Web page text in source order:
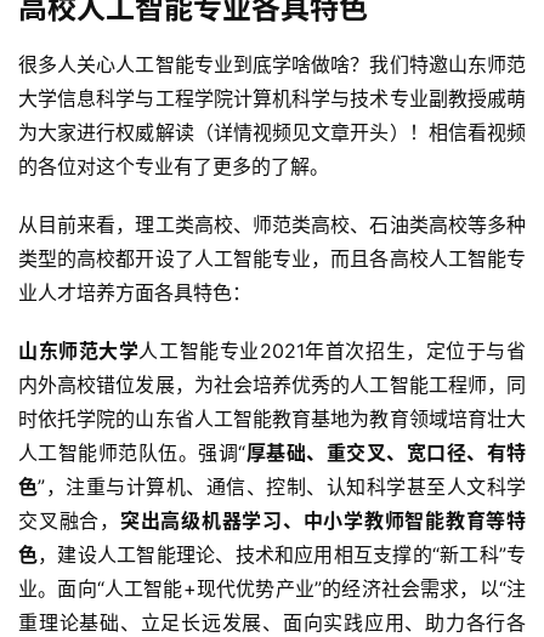
高校人工智能专业各具特色
很多人关心人工智能专业到底学啥做啥？我们特邀山东师范
大学信息科学与工程学院计算机科学与技术专业副教授戚萌
为大家进行权威解读（详情视频见文章开头）！相信看视频
的各位对这个专业有了更多的了解。
从目前来看，理工类高校、师范类高校、石油类高校等多种
类型的高校都开设了人工智能专业，而且各高校人工智能专
业人才培养方面各具特色：
山东师范大学人工智能专业2021年首次招生，定位于与省
内外高校错位发展，为社会培养优秀的人工智能工程师，同
时依托学院的山东省人工智能教育基地为教育领域培育壮大
人工智能师范队伍。强调“厚基础、重交叉、宽口径、有特
色”，注重与计算机、通信、控制、认知科学甚至人文科学
交叉融合， 突出高级机器学习、中小学教师智能教育等特
色，建设人工智能理论、技术和应用相互支撑的“新工科”专
业。面向“人工智能+现代优势产业”的经济社会需求，以“注
重理论基础、立足长远发展、面向实践应用、助力各行各